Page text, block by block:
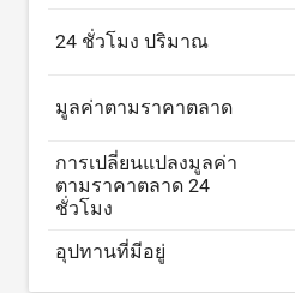
24 ชั่วโมง ปริมาณ
มูลค่าตามราคาตลาด
การเปลี่ยนแปลงมูลค่า
ตามราคาตลาด 24
ชั่วโมง
อุปทานที่มีอยู่